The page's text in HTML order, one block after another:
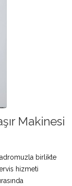
Makinesi
birlikte
hizmeti